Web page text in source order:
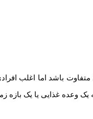
باشد اما اغلب
یک وعده غذایی یا یک بازه